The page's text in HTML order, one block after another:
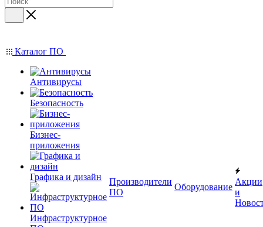
Каталог ПО
Антивирусы
Безопасность
Бизнес-
приложения
Графика и дизайн
Инфраструктурное
Производители
ПО
Оборудование
Акции
и